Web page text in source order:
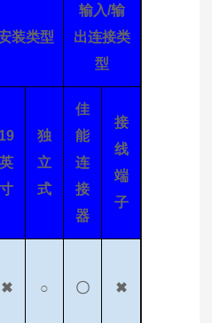
装类型
输入/输
出连接类
型
19
英
寸
独
立
式
佳
能
连
接
器
接
线
端
子
✖ ○ 〇 ✖